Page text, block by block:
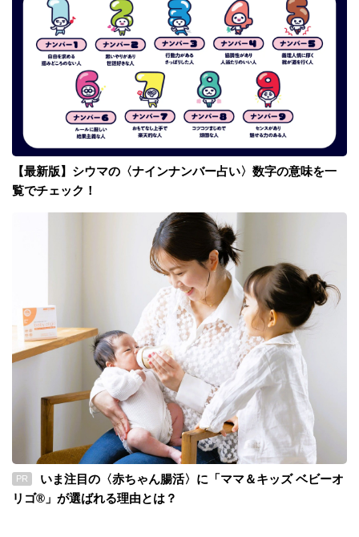
【最新版】シウマの〈ナインナンバー占い〉数字の意味を一
覧でチェック！
PR
いま注目の〈赤ちゃん腸活〉に「ママ＆キッズ ベビーオ
リゴ®」が選ばれる理由とは？